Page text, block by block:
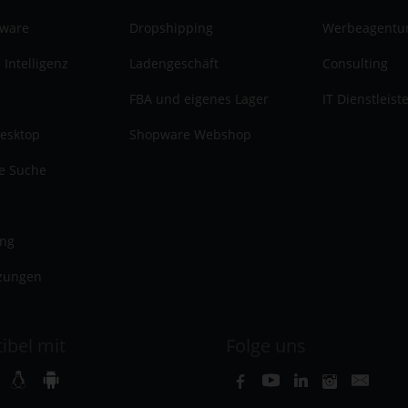
Intelligenz
Suche
Dropshipping
Ladengeschäft
FBA und eigenes Lager
Shopware Webshop
Consulting
IT